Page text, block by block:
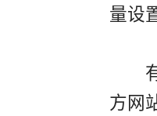
量设
有
方网